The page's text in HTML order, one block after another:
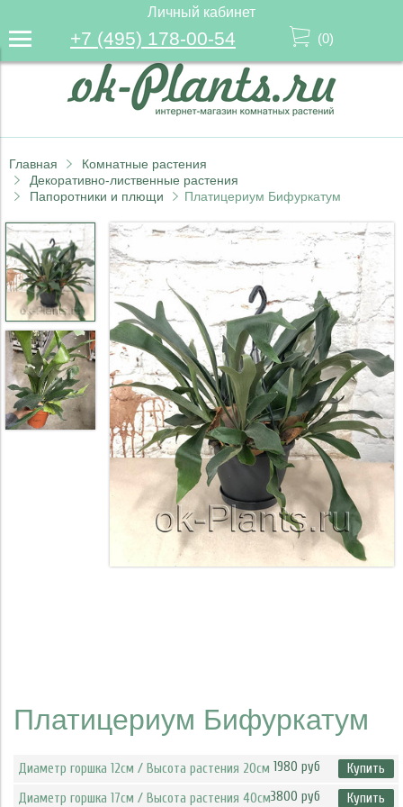
Личный кабинет
+7 (495) 178-00-54 (0)
Главная
Комнатные растения
Декоративно-лиственные растения
Папоротники и плющи
Платицериум Бифуркатум
Платицериум Бифуркатум
Диаметр горшка 12см / Высота растения 20см 1980 руб
Купить
Диаметр горшка 17см / Высота растения 40см3800 руб Купить